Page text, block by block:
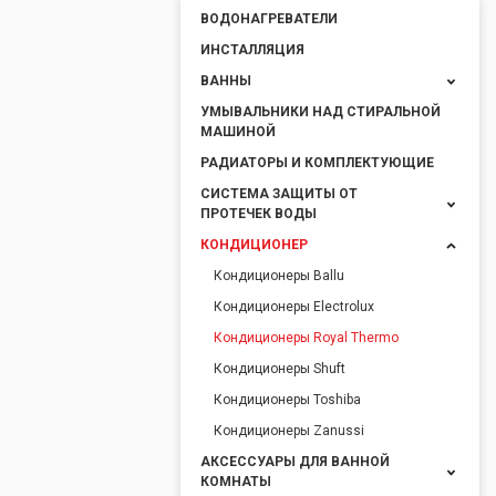
ВОДОНАГРЕВАТЕЛИ
ИНСТАЛЛЯЦИЯ
ВАННЫ
УМЫВАЛЬНИКИ НАД СТИРАЛЬНОЙ
МАШИНОЙ
РАДИАТОРЫ И КОМПЛЕКТУЮЩИЕ
СИСТЕМА ЗАЩИТЫ ОТ
ПРОТЕЧЕК ВОДЫ
КОНДИЦИОНЕР
Кондиционеры Ballu
Кондиционеры Electrolux
Кондиционеры Royal Thermo
Кондиционеры Shuft
Кондиционеры Toshiba
Кондиционеры Zanussi
АКСЕССУАРЫ ДЛЯ ВАННОЙ
КОМНАТЫ